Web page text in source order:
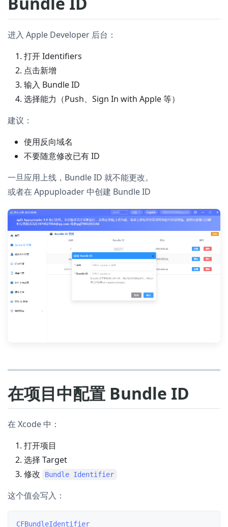
进入 Apple Developer 后台：
打开 Identifiers
点击新增
输入 Bundle ID
选择能力（Push、Sign In with Apple 等）
建议：
使用反向域名
不要随意修改已有 ID
一旦应用上线，Bundle ID 就不能更改。
或者在 Appuploader 中创建 Bundle ID
在项目中配置 Bundle ID
在 Xcode 中：
打开项目
选择 Target
修改
Bundle Identifier
这个值会写入：